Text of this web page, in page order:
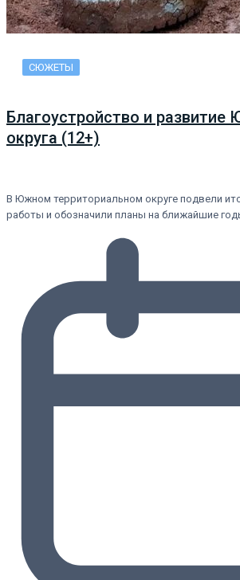
СЮЖЕТЫ
Благоустройство и развитие
округа (12+)
В Южном территориальном округе подвели
работы и обозначили планы на ближайшие